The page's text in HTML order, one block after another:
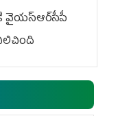
వైయ‌స్ఆర్‌సీపీ